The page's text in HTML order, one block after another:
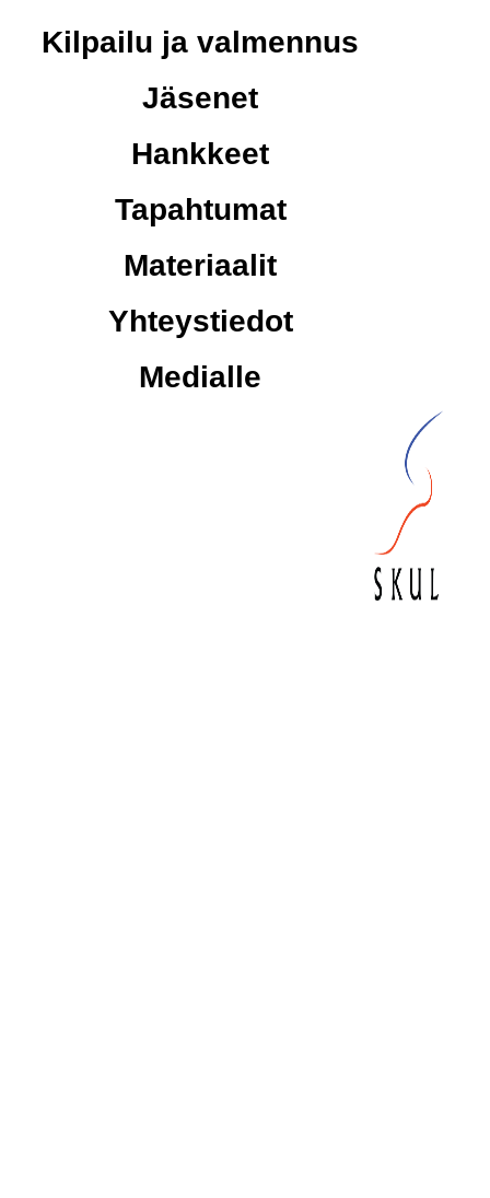
Kilpailu ja valmennus
Jäsenet
Hankkeet
Tapahtumat
Materiaalit
Yhteystiedot
Medialle